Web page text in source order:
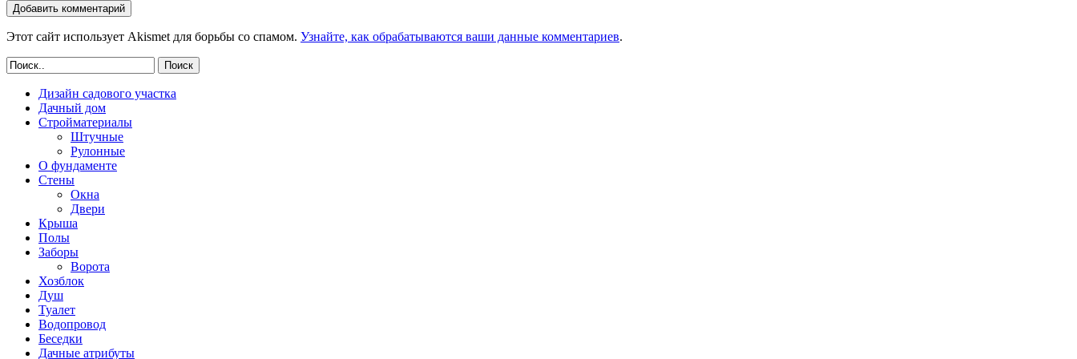
Этот сайт использует Akismet для борьбы со спамом. Узнайте, как обрабатываются ваши данные комментариев.
Поиск
Дизайн садового участка
Дачный дом
Стройматериалы
Штучные
Рулонные
О фундаменте
Стены
Окна
Двери
Крыша
Полы
Заборы
Ворота
Хозблок
Душ
Туалет
Водопровод
Беседки
Дачные атрибуты